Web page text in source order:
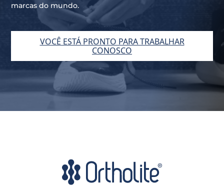
marcas do mundo.
VOCÊ ESTÁ PRONTO PARA TRABALHAR
CONOSCO